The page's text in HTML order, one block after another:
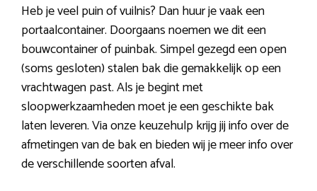
Heb je veel puin of vuilnis? Dan huur je vaak een
portaalcontainer. Doorgaans noemen we dit een
bouwcontainer of puinbak. Simpel gezegd een open
(soms gesloten) stalen bak die gemakkelijk op een
vrachtwagen past. Als je begint met
sloopwerkzaamheden moet je een geschikte bak
laten leveren. Via onze keuzehulp krijg jij info over de
afmetingen van de bak en bieden wij je meer info over
de verschillende soorten afval.